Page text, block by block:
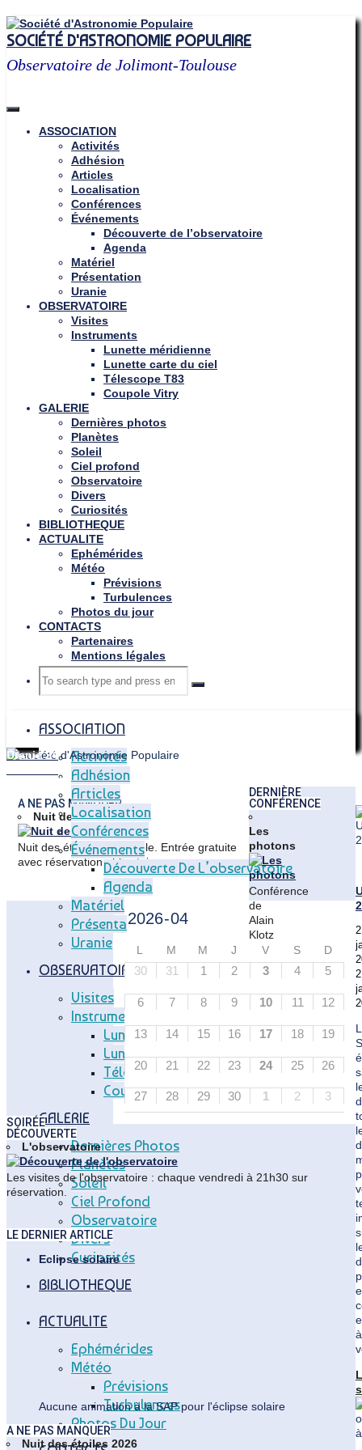
Skip
to
content
SOCIÉTÉ D'ASTRONOMIE POPULAIRE
Observatoire de Jolimont-Toulouse
ASSOCIATION
Activités
Adhésion
Articles
Localisation
Conférences
Événements
Découverte de l’observatoire
Agenda
Matériel
Présentation
Uranie
OBSERVATOIRE
Visites
Instruments
Lunette méridienne
Lunette carte du ciel
Télescope T83
Coupole Vitry
GALERIE
Dernières photos
Planètes
Soleil
Ciel profond
Observatoire
Divers
Curiosités
BIBLIOTHEQUE
ACTUALITE
Ephémérides
Météo
Prévisions
Turbulences
Photos du jour
CONTACTS
Partenaires
Mentions légales
Search
Search
Search
ASSOCIATION
Activités
Adhésion
Articles
Localisation
Conférences
Événements
Découverte De L’observatoire
Agenda
Matériel
Présentation
Uranie
OBSERVATOIRE
Visites
Instruments
Lunette Méridienne
Lunette Carte Du Ciel
Télescope T83
Coupole Vitry
GALERIE
Dernières Photos
Planètes
Soleil
Ciel Profond
Observatoire
Divers
Curiosités
BIBLIOTHEQUE
ACTUALITE
Ephémérides
Météo
Prévisions
Turbulences
Photos Du Jour
Articles
Uranie 24
2
2
à
A NE PAS MANQUER
Nuit des étoiles 2026
Nuit des étoiles inoubliable. Entrée gratuite
avec réservation obligatoire.
L M M J V S D
30 31 1 2 3 4 5
6 7 8 9 10 11 12
13 14 15 16 17 18 19
20 21 22 23 24 25 26
27 28 29 30 1 2 3
DERNIÈRE
CONFÉRENCE
Les
photons
Conférence
de
Alain
Klotz
Astrophysicien
à
l'IRAP
et
de
SOIRÉE
DÉCOUVERTE
L'observatoire
Les visites de l'observatoire : chaque vendredi à 21h30 sur
réservation.
LE DERNIER ARTICLE
Eclipse solaire
Aucune animation à la SAP pour l'éclipse solaire
A NE PAS MANQUER
Nuit des étoiles 2026